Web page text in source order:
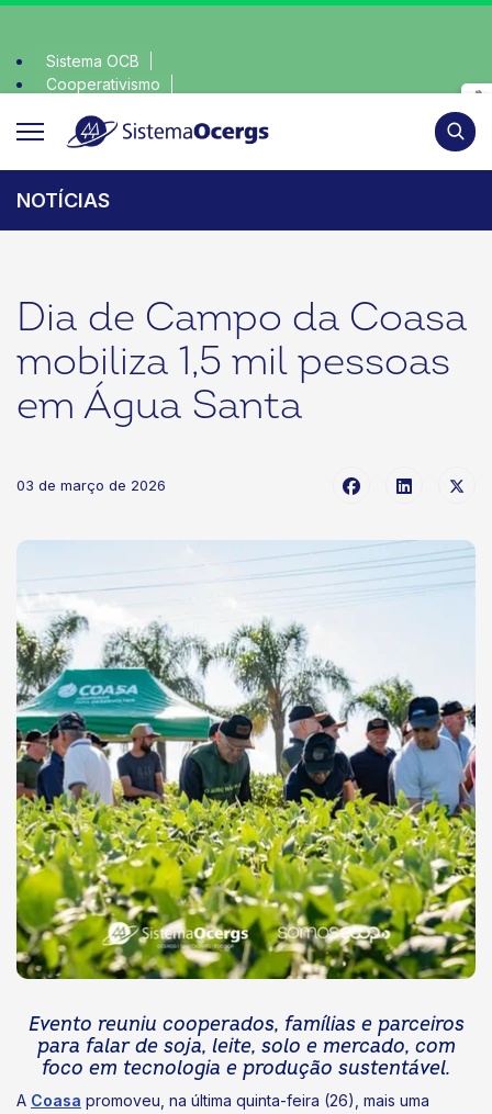
Sistema OCB
Cooperativismo
NOTÍCIAS
Dia de Campo da Coasa
mobiliza 1,5 mil pessoas
em Água Santa
03 de março de 2026
Evento reuniu cooperados, famílias e parceiros
para falar de soja, leite, solo e mercado, com
foco em tecnologia e produção sustentável.
A Coasa promoveu, na última quinta-feira (26), mais uma